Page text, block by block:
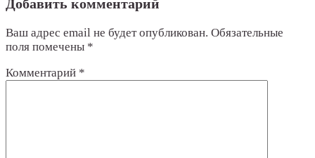
Добавить комментарий
Ваш адрес email не будет опубликован. Обязательные
поля помечены *
Комментарий *